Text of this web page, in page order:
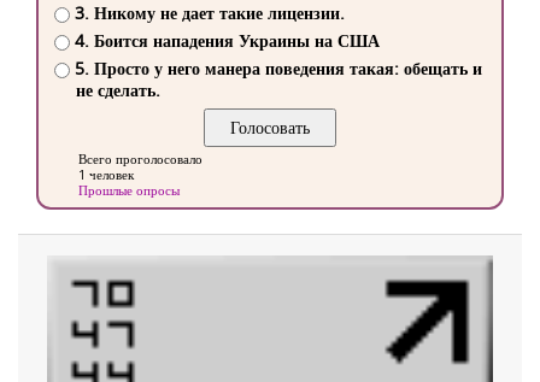
3. Никому не дает такие лицензии.
4. Боится нападения Украины на США
5. Просто у него манера поведения такая: обещать и
не сделать.
Всего проголосовало
1 человек
Прошлые опросы